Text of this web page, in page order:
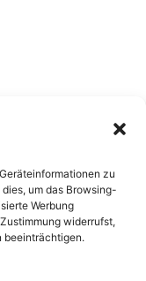
zu
um das Browsing-
Werbung
widerrufst,
beeinträchtigen.